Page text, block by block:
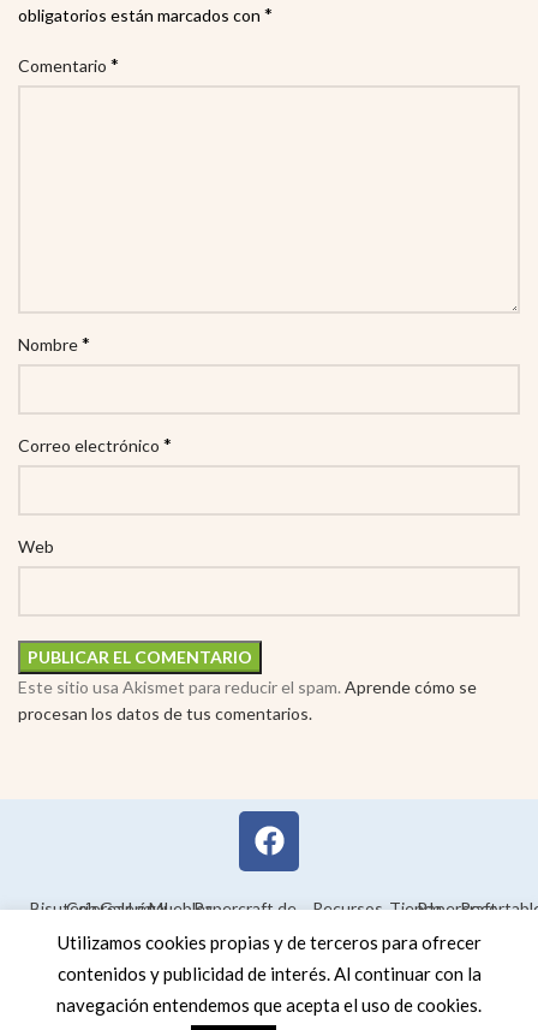
obligatorios están marcados con *
Comentario *
Nombre*
Correo electrónico *
Web
Este sitio usa Akismet para reducir el spam. Aprende cómo se
procesan los datos de tus comentarios.
BisuteríaColorear
Galería
LegalMueblesPapercraft de
Maquetas en
Recursos
educativos
TiendaPapercraft
Utilizamos cookies propias y de terceros para ofrecer
contenidos y publicidad de interés. Al continuar con la
navegación entendemos que acepta el uso de cookies.